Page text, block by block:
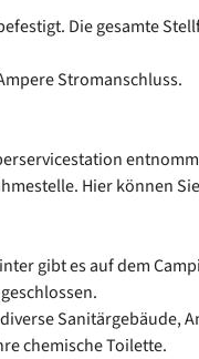
Die gesamte
Stromanschluss.
Hier können
gibt es auf dem
Sanitärgebäude,
chemische Toilette.